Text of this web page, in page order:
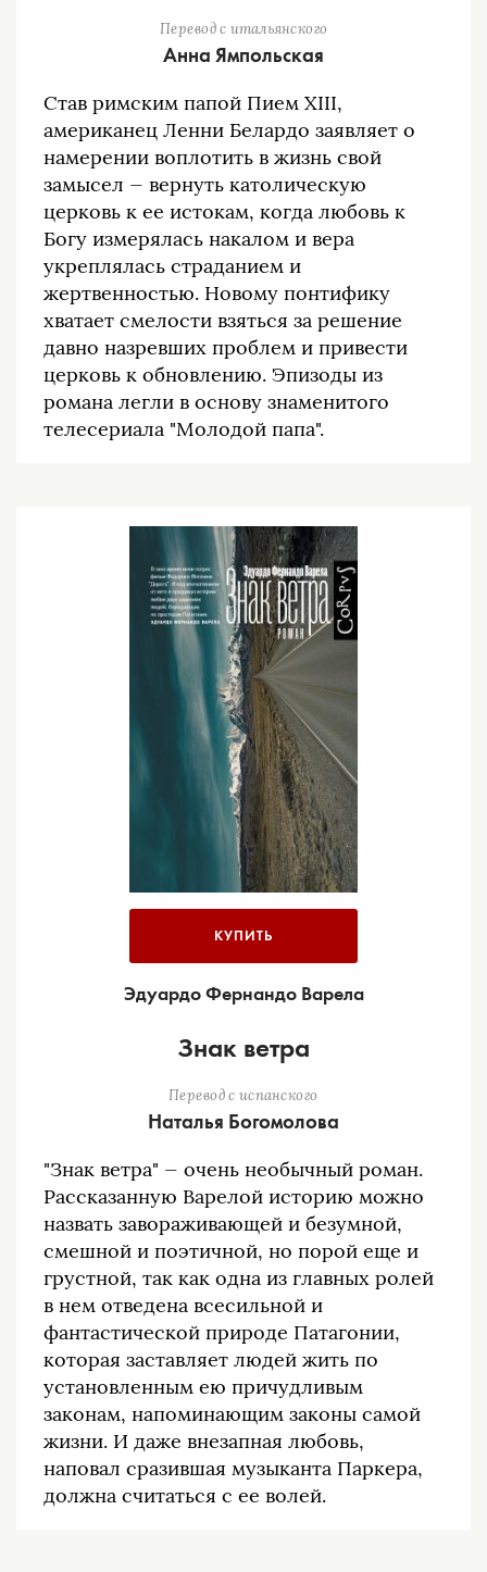
Перевод с итальянского
Анна Ямпольская
Став римским папой Пием XIII,
американец Ленни Белардо заявляет о
намерении воплотить в жизнь свой
замысел — вернуть католическую
церковь к ее истокам, когда любовь к
Богу измерялась накалом и вера
укреплялась страданием и
жертвенностью. Новому понтифику
хватает смелости взяться за решение
давно назревших проблем и привести
церковь к обновлению. Эпизоды из
романа легли в основу знаменитого
телесериала "Молодой папа".
КУПИТЬ
Эдуардо Фернандо Варела
Знак ветра
Перевод с испанского
Наталья Богомолова
"Знак ветра" — очень необычный роман.
Рассказанную Варелой историю можно
назвать завораживающей и безумной,
смешной и поэтичной, но порой еще и
грустной, так как одна из главных ролей
в нем отведена всесильной и
фантастической природе Патагонии,
которая заставляет людей жить по
установленным ею причудливым
законам, напоминающим законы самой
жизни. И даже внезапная любовь,
наповал сразившая музыканта Паркера,
должна считаться с ее волей.